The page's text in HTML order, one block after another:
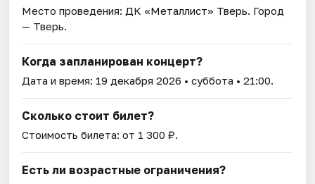
Место проведения: ДК «Металлист» Тверь. Город
— Тверь.
Когда запланирован концерт?
Дата и время: 19 декабря 2026 • суббота • 21:00.
Сколько стоит билет?
Стоимость билета: от 1 300 ₽.
Есть ли возрастные ограничения?